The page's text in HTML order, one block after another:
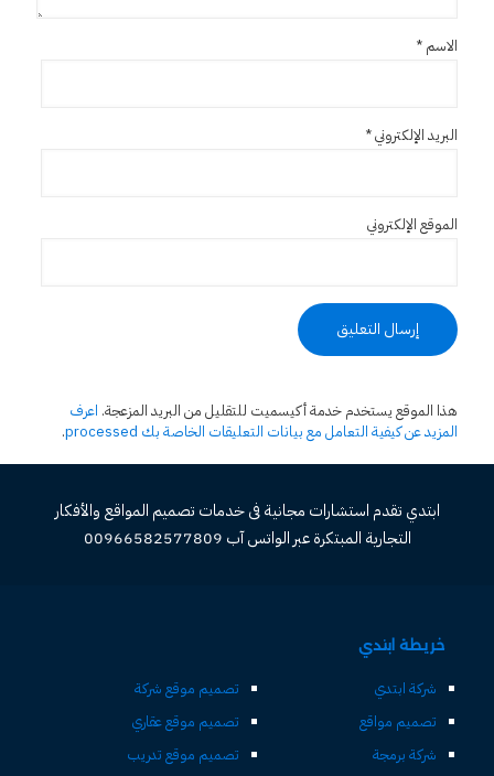
الاسم *
البريد الإلكتروني*
الموقع الإلكتروني
هذا الموقع يستخدم خدمة أكيسميت للتقليل من البريد المزعجة. اعرف
المزيد عن كيفية التعامل مع بيانات التعليقات الخاصة بك processed
.
ابتدي تقدم استشارات مجانية فى خدمات تصميم المواقع والأفكار
التجارية المبتكرة عبر الواتس آب 00966582577809
خريطة ابتدي
شركة ابتدي
تصميم مواقع
شركة برمجة
تصميم موقع شركة
تصميم موقع عقاري
تصميم موقع تدريب